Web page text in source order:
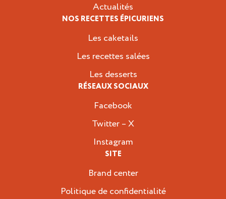
Actualités
NOS RECETTES ÉPICURIENS
Les caketails
Les recettes salées
Les desserts
RÉSEAUX SOCIAUX
Facebook
Twitter – X
Instagram
SITE
Brand center
Politique de confidentialité